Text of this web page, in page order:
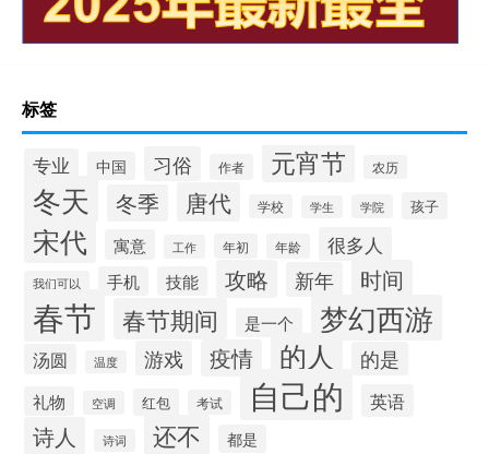
标签
专业 中国 习俗 作者 元宵节 农历
冬天 冬季 唐代 学校 学生 学院 孩子
宋代 寓意 工作 年初 年龄 很多人
我们可以 手机 技能 攻略 新年 时间
春节 春节期间 是一个 梦幻西游
汤圆 温度 游戏 疫情 的人 的是
礼物 空调 红包 考试 自己的 英语
诗人 诗词 还不 都是